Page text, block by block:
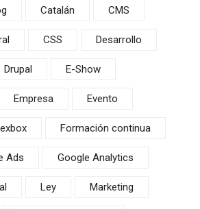
Catalán CMS
CSS Desarrollo
Drupal E-Show
Empresa Evento
Formación continua
Ads Google Analytics
Ley Marketing